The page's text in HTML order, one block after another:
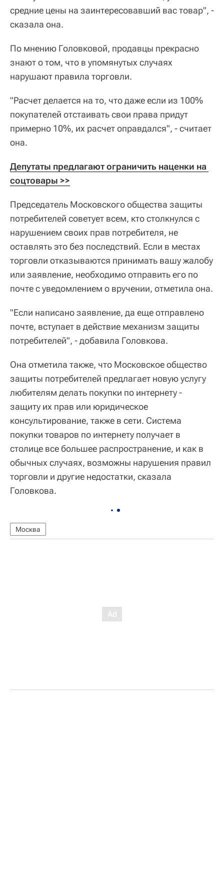
средние цены на заинтересовавший вас товар", -
сказала она.
По мнению Головковой, продавцы прекрасно
знают о том, что в упомянутых случаях
нарушают правила торговли.
"Расчет делается на то, что даже если из 100%
покупателей отстаивать свои права придут
примерно 10%, их расчет оправдался", - считает
она.
Депутаты предлагают ограничить наценки на
соцтовары >>
Председатель Московского общества защиты
потребителей советует всем, кто столкнулся с
нарушением своих прав потребителя, не
оставлять это без последствий. Если в местах
торговли отказываются принимать вашу жалобу
или заявление, необходимо отправить его по
почте с уведомлением о вручении, отметила она.
"Если написано заявление, да еще отправлено
почте, вступает в действие механизм защиты
потребителей", - добавила Головкова.
Она отметила также, что Московское общество
защиты потребителей предлагает новую услугу
любителям делать покупки по интернету -
защиту их прав или юридическое
консультирование, также в сети. Система
покупки товаров по интернету получает в
столице все большее распространение, и как в
обычных случаях, возможны нарушения правил
торговли и другие недостатки, сказала
Головкова.
Москва